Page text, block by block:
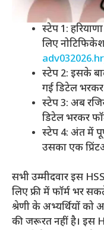
स्टेप 1:
लिए
स्टेप 2: इसके
गई डिटेल
स्टेप 3: अब
डिटेल भरकर
स्टेप 4: अंत में
उसका एक
सभी उम्मीदवार इस
लिए फ्री में फॉर्म भर
श्रेणी के अभ्यर्थियों
की जरूरत नहीं है। इस